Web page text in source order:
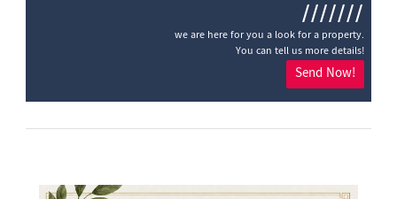
///////
we are here for you a look for a property.
You can tell us more details!
Send Now!